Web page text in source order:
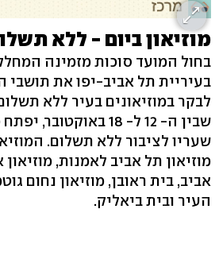
מוזיאון ביום - ללא
בחול המועד סוכות מזמינה
בעיריית תל אביב-יפו את תושבי
לבקר במוזיאונים בעיר ללא
שבין ה- 12 ל- 18
שעריו לציבור ללא תשלום.
מוזיאון תל אביב לאמנות,
אביב, בית ראובן, מוזיאון נחום
העיר ובית ביאליק.